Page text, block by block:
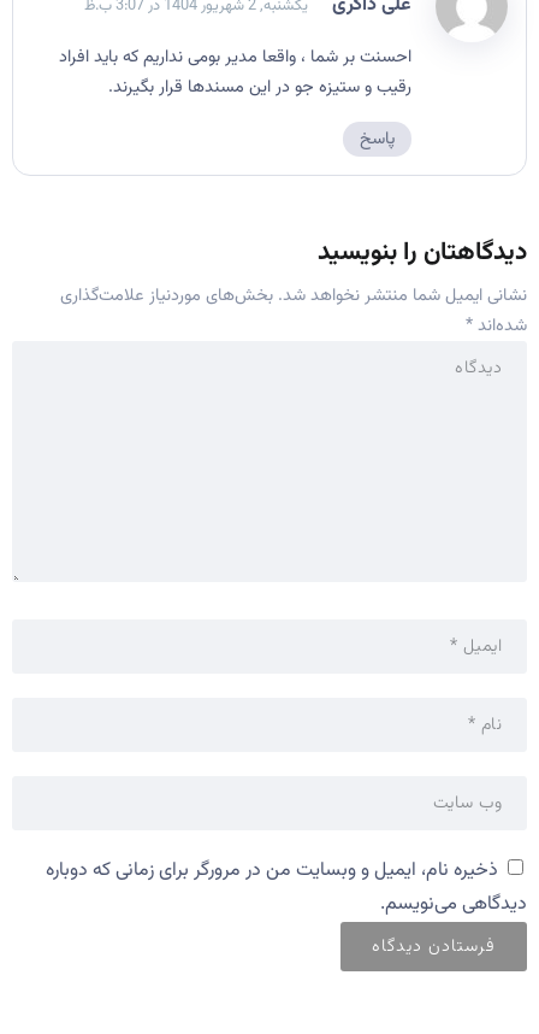
یکشنبه, 2 شهریور 1404 در 3:07 ب.ظ
احسنت بر شما ، واقعا مدیر بومی نداریم که باید افراد
رقیب و ستیزه جو در این مسندها قرار بگیرند.
پاسخ
دیدگاهتان را بنویسید
نشانی ایمیل شما منتشر نخواهد شد. بخش‌های موردنیاز علامت‌گذاری
شده‌اند*
ذخیره نام، ایمیل و وبسایت من در مرورگر برای زمانی که دوباره
دیدگاهی می‌نویسم.